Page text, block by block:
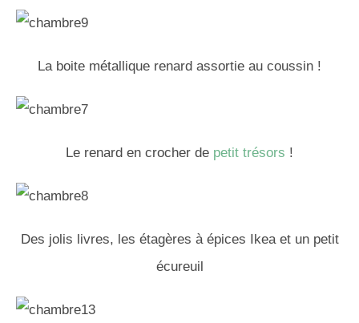
La boite métallique renard assortie au coussin !
Le renard en crocher de petit trésors !
Des jolis livres, les étagères à épices Ikea et un petit
écureuil